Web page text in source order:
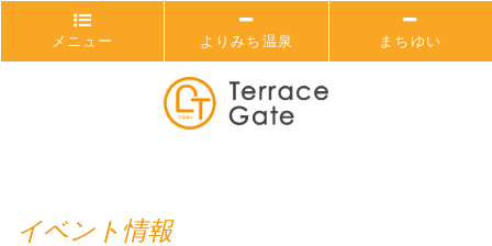
メニュー よりみち温泉 まちゆい
イベント情報